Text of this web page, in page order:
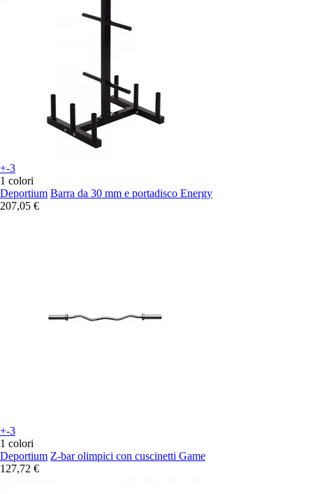
+-3
1 colori
Deportium Barra da 30 mm e portadisco Energy
207,05 €
+-3
1 colori
Deportium Z-bar olimpici con cuscinetti Game
127,72 €